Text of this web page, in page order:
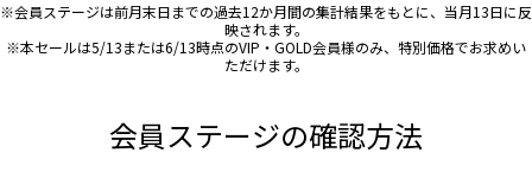
※会員ステージは前月末日までの過去12か月間の集計結果をもとに、当月13日に反
映されます。
※本セールは5/13または6/13時点のVIP・GOLD会員様のみ、特別価格でお求めい
ただけます。
会員ステージの確認方法